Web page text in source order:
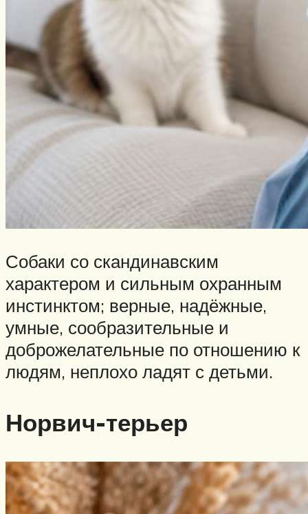
Собаки со скандинавским
характером и сильным охранным
инстинктом; верные, надёжные,
умные, сообразительные и
доброжелательные по отношению к
людям, неплохо ладят с детьми.
Норвич-терьер